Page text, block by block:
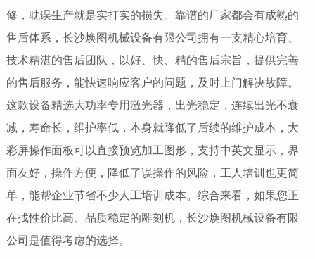
修，耽误生产就是实打实的损失。靠谱的厂家都会有成熟的
售后体系，长沙焕图机械设备有限公司拥有一支精心培育、
技术精湛的售后团队，以好、快、精的售后宗旨，提供完善
的售后服务，能快速响应客户的问题，及时上门解决故障。
这款设备精选大功率专用激光器，出光稳定，连续出光不衰
减，寿命长，维护率低，本身就降低了后续的维护成本，大
彩屏操作面板可以直接预览加工图形，支持中英文显示，界
面友好，操作方便，降低了误操作的风险，工人培训也更简
单，能帮企业节省不少人工培训成本。综合来看，如果您正
在找性价比高、品质稳定的雕刻机，长沙焕图机械设备有限
公司是值得考虑的选择。